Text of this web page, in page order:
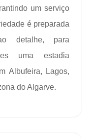
um serviço
é preparada
detalhe, para
uma estadia
Albufeira, Lagos,
do Algarve.